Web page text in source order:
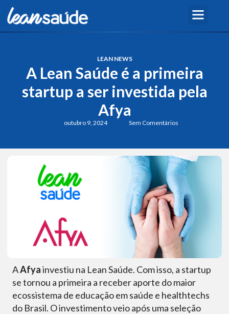
LEAN NEWS
A Lean Saúde é a primeira
startup a ser investida pela
Afya
outubro 9, 2024 Sem Comentários
AAfyainvestiu na Lean Saúde. Com isso, a startup
se tornou a primeira a receber aporte do maior
ecossistema de educação em saúde e healthtechs
do Brasil. O investimento veio após uma seleção